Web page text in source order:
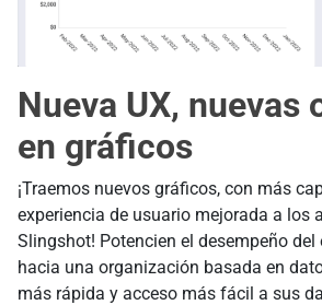
Nueva UX, nuevas
en gráficos
¡Traemos nuevos gráficos, con más
experiencia de usuario mejorada a los
Slingshot! Potencien el desempeño del
hacia una organización basada en
más rápida y acceso más fácil a sus